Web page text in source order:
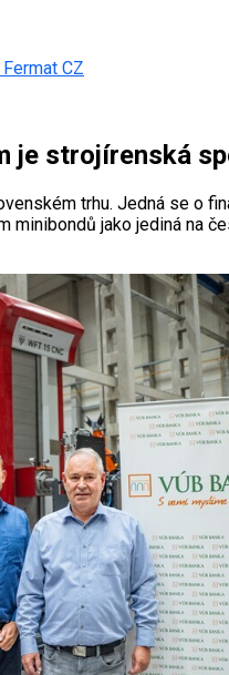
CZ
je strojírenská
trhu. Jedná se o
minibondů jako jediná na